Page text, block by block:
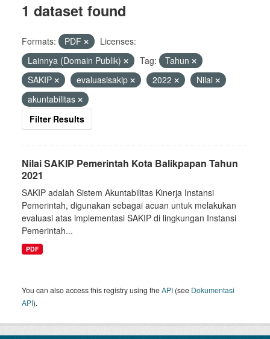
1 dataset found
Formats: PDF
Licenses:
Lainnya (Domain Publik)
Tag:
Tahun
SAKIP
evaluasisakip 2022
Nilai
akuntabilitas
Filter Results
Nilai SAKIP Pemerintah Kota Balikpapan Tahun
2021
SAKIP adalah Sistem Akuntabilitas Kinerja Instansi
Pemerintah, digunakan sebagai acuan untuk melakukan
evaluasi atas implementasi SAKIP di lingkungan Instansi
Pemerintah...
PDF
You can also access this registry using theAPI (see Dokumentasi
API).